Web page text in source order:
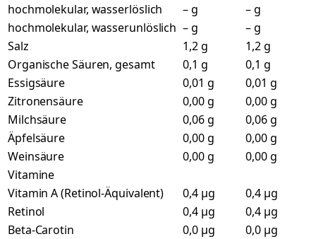
hochmolekular, wasserlöslich
– g
– g
hochmolekular, wasserunlöslich – g
– g
Salz
1,2 g
1,2 g
Organische Säuren, gesamt
0,1 g
0,1 g
Essigsäure
0,01 g
0,01 g
Zitronensäure
0,00 g
0,00 g
Milchsäure
0,06 g
0,06 g
Äpfelsäure
0,00 g
0,00 g
Weinsäure
0,00 g
0,00 g
Vitamine
Vitamin A (Retinol-Äquivalent)
0,4 µg
0,4 µg
Retinol
0,4 µg
0,4 µg
Beta-Carotin
0,0 µg
0,0 µg